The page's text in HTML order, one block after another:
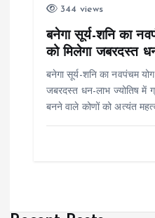
344 views
बनेगा सूर्य-शनि का
को मिलेगा जबरदस्त
बनेगा सूर्य-शनि का नवपंचम
जबरदस्त धन-लाभ ज्योतिष में
बनने वाले कोणों को अत्यंत